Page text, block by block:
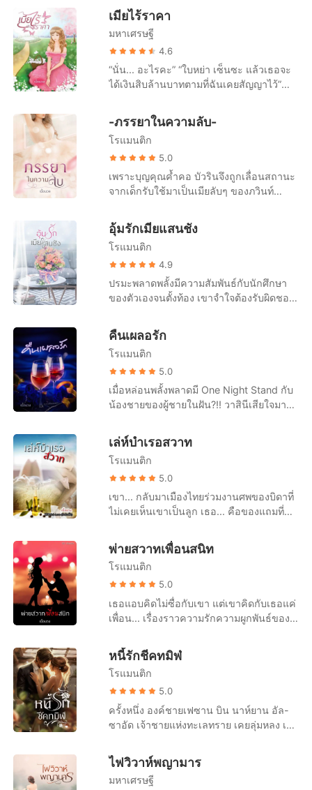
เองกำลังตั้งท้องลูกของเขาจริงๆ ภาวินทร์ก็
คงจะไม่เชื่อ ใช่... เขาไม่มีทางเชื่อหรอก ตอน
นี้เขาเชื่อคำพูดของคู่หมั้นคนสวยของเขาคน
เดียวเท่านั้น "ตอบมาสิ... เธอท้องลูกของฉัน
จริงหรือเปล่า" ใบหน้าที่เปียกชุ่มไปด้วยหยาด
น้ำตาส่ายไปมา ก่อนจะตอบเสียงสะอื้น "ไม่...
ก็แค่ผู้หญิงมารยา ที่ต้องการทำให้ฉันเดือด
ร้อนเท่านั้นเอง" เขาหยุดบีบคอของหล่อน
และผลักร่างของหล่อนออกห่าง แสดงท่าทาง
อึ้ง เขาหันไปมองสบตากับอภิวัฒน์ ก็พบว่า
เลขาฯ หนุ่มก็อึ้งไม่ต่างกัน หลังจากตั้งสติอยู่
ชั่ววินาที เขาก็หันกลับมาจ้องหน้าฟาริดา
เขม็ง "เด็กคนนี้เป็นลูกของใครครับ" เขา
พยายามที่จะถามเสียงสุภาพ ทั้งๆ ที่ภายในใน
เต็มไปด้วยเพลิงไฟกัลป์ เพราะอย่างนี้เองเห
ท้อง... แล้วหล่อนท้องกับใครล่ะ นอกจากเขา
แล้ว หล่อนยังแอบมีความสัมพันธ์กับผู้ชายคน
อื่นอีกอย่างนั้นเหรอ บ้าชิบ! นี่หล่อนกำลังจะ
ทำให้เขาโมโหจนเป็นบ้าอยู่แล้วนะ! "ลูกของ
ใครก็ช่างเถอะค่ะ แต่ไม่มีอะไรเกี่ยวข้องกับพี่
โรมแน่นอน"
เอาแบบนี้ สกาวเดือน..."
ส่ายหน้าไปมา ความน้อยใจยังคงเต้นเร่าอยู่
ในความรู้สึก “ฉันจะกลับบ้านพรุ่งนี้ค่ะ” คิ้ว
เข้มของดีแลนขมวดพันกันยุ่ง ก่อนที่เขาจะ
กระโดดลงจากเตียงอย่างคล่องแคล่วและ
เดินมาหยุดตรงหน้าของหล่อน “คุณทำอย่าง
นั้นไม่ได้หรอก” “ทำไมฉันจะทำไม่ได้คะ ใน
น้องหยาดต่างหากที่คือตัวจริง” “เราคุยกัน
แล้วนี่ พลับพลึง” หล่อนเชิดหน้าสูง ดวงตามี
เถอะค่ะ” “ผมไม่ให้คุณไปไหนทั้งนั้นแหละ
พลับพลึง” เขารวบร่างอรชรเข้ามากอดเอาไว้
หลวมๆ “ลืมไปแล้วหรือไงว่าคุณเป็นเมียของ
ตัวสาวร้อนรุ่ม แต่กระนั้นความน้อยใจก็ยังคง
มีอำนาจมากกว่า “มันก็แค่เรื่องผิดพลาดใน
ชีวิตของคุณเท่านั้นแหละค่ะ ลืมมันไปซะ
เถอะนะคะ” “ก็บอกแล้วไงว่าผมลืมไม่ได้ คุณ
เป็นเมียผม”
ถ้าผมค้างคืนที่นี่ ผมอาจจะตื่นเช้าไม่ไหว”
แววตาของเขายังคงมองหล่อนไม่วางตา “คุณ
ก็รู้ใช่ไหมว่าถ้าผมอยู่กับคุณ ผมไม่ค่อยได้
นอนเท่าไหร่ เอาเป็นว่า คืนพรุ่งนี้ผมจะมาหา
คุณก็แล้วกันนะ ผมไปล่ะ” แล้วบุรุษรูปงามดั่ง
เทพเจ้าปั้นแต่งก็โน้มหน้ามาจูบแก้มนวลที่มีสี
ของเขาก็ทำให้หล่อนสะท้านไปทั้งหัวใจ ยิ่งอยู่
ใกล้เขา หล่อนก็ยิ่งตกหลุมรักเขามากขึ้นทุก
วันๆ “นอนพักนะ เอาไว้พรุ่งนี้ผมจะโทรหา”
“ขับรถดีๆ นะคะ และถ้าไม่เป็นการรบกวน
เกินไป ถึงบ้านแล้วไลน์มาบอกพิชาบ้างนะคะ
พิชาจะได้รู้ว่าคุณถึงบ้านโดยปลอดภัยน่ะค่ะ”
เกิน ไม่มีผู้หญิงคนไหนห้ามใจไม่ให้ลุ่มหลง
คุณหมอหนุ่มรูปงามอย่างพิริยะได้หรอก โดย
ทีเดียว “ถ้าผมไม่ลืมนะ” หล่อนหน้าเจื่อนลง
ก่อนจะฝืนยิ้มตอบรับเขาออกไป “ถ้าลืมก็ไม่
เป็นไรค่ะ” คำตอบของเขาตรงไปตรงมา ไม่
เคยบอกเอาไว้นั่นแหละ เขาจะทำทุกอย่าง
ตามความรู้สึก ดังนั้นถ้าหล่อนรับไม่ได้ก็เดิน
ออกไปได้เลย เขาอนุญาต... แต่หล่อนก็ยังไม่
ยอมไปไหนเสียที... ยังคงอยู่เป็นนางบำเรอ
ของเขา รอเสี้ยวเศษความใคร่จากเขาอย่าง
ไร้ยางอาย
เมียไร้ราคา
มหาเศรษฐี
4.6
“นั่น... อะไรคะ” “ใบหย่า เซ็นซะ แล้วเธอจะ
ได้เงินสิบล้านบาทตามที่ฉันเคยสัญญาไว้”
หรือว่าเธอต้องการเงินเพิ่ม” “มะ ไม่ใช่ค่ะ”
“ถ้าไม่ใช่ ก็รีบเซ็นซะ ฉันจะได้ส่งให้กับทนาย
ของฉัน เราสองคนจะได้เป็นอิสระจากกัน
เสียที” “เรา... ยังไม่หย่ากันไม่ได้เหรอคะ”
“ทำไม เธอจะยื้อเวลาอยู่ด้วยกันอีกทำไม เรา
ไม่ได้รักกันลืมไปแล้วหรือไง” “คือ...” “หรือว่า
ติดใจเซ็กของฉันแค่ไหน งั้นเรามาทำกันอีก
สักครั้ง ฉันจะทำให้เธออิ่มแปล้ จะได้ไม่
โยกโย้ที่จะไม่เซ็นใบหย่าอีก”
-ภรรยาในความลับ-
โรแมนติก
5.0
เพราะบุญคุณค้ำคอ บัวรินจึงถูกเลื่อนสถานะ
จากเด็กรับใช้มาเป็นเมียลับๆ ของภวินท์
เกลียดชังเธอ เหมือนกิ้งกือไส้เดือน แต่
กระนั้นเขาก็จับเธอกลืนกินทุกเวลาที่มีโอกาส
จนบัวรินอ่อนเปลี้ยเพลียแรงเสียทุกเช้า จน
กระทั่งเจ้าสาวตัวจริงของภวินท์ปรากฏตัวขึ้น
เมียลับๆ อย่างเธอก็จำต้องหายไป ใช่... บัวริน
หายไปพร้อมๆ กับเลือดเนื้อเชื้อไขของภวินท์
วัลลีย์ช่วยประคองออกมาจากห้องน้ำ มานั่ง
ลงบนเตียง “เดี๋ยวป้าพาไปหาหมอนะบัว” “อย่า
เลยค่ะป้าวัล บัวไม่เป็นไรมากหรอกค่ะ” บัวริน
ส่ายหน้าปฏิเสธอย่างเกรงใจ “จะไม่เป็นไรได้
ยังไง บัวอ้วกแต่เช้าแบบนี้น่ะ” วัลลีย์พูดออก
มา ก่อนจะทำหน้าแปลกใจเมื่อนึกอะไรขึ้นได้
รินซีดเผือดไร้สีเลือด และก็อดนึกย้อนไปถึง
ค่ำคืนหนึ่งที่ภวินท์นอนกับหล่อนมาราธอน
หมด แถมหล่อนยังหลงลืมกินยาคุมฉุกเฉินอีก
ต่างหาก หล่อนไม่ได้บอกใครกับความเผลอ
เรอในครั้งนั้น เพราะคิดว่าตัวเองจะไม่โชค
แห่งความไม่รอบคอบในครั้งนั้นกำลังส่งผล
กับหล่อนอย่างร้ายแรง “ไม่... น่าใช่หรอกจ้ะ
ป้าวัล” หล่อนภาวนาให้เป็นแบบนั้น ภาวนาให้
หล่อนไม่ได้ตั้งท้องกับผู้ชายที่กำลังจะไปเป็น
สามีของผู้หญิงคนอื่นอย่างภวินท์
อุ้มรักเมียแสนชัง
โรแมนติก
4.9
ปรมะพลาดพลั้งมีความสัมพันธ์กับนักศึกษา
ของตัวเองจนตั้งท้อง เขาจำใจต้องรับผิดชอบ
เขาไม่ยอมเข้าตาจนง่ายๆ หรอก ในเมื่อพลาด
ไปแล้วก็ช่างมัน รับแค่ลูกเอาไว้ และเขี่ยแม่
ของเด็กทิ้งลงถังขยะ นี่แหละคือทางออกที่
ยอดเยี่ยมที่สุด! ตัวอย่างเล่ม : ระหว่างที่
รองเท้าสีดำเงาวับกำลังย่ำลงไปบนพื้น
กระเบื้องราคาแพง เขาก็รู้สึกว่ามีอะไรบาง
อย่างมาชนเข้าที่ขาด้านหลัง ปรมะหยุดเดิน
ร่างกายของตัวเอง เด็กผู้หญิงถักเปียสอง
ข้าง... เขายิ้มที่มุมปากน้อยๆ ก่อนจะย่อตัวลง
นั่งเผชิญหน้ากับเด็กตัวจ้อย “อย่าวิ่งซนนะ
ก่อนที่จะยิ้มออกมาอย่างดีใจ “คุณพ่อ...” เขา
ไม่ได้ตกใจกับสิ่งที่ได้ยินจากปากของเด็กหญิง
คือใบหน้าของเด็กหญิงคนนี้ช่างละม้าย
คล้ายคลึงกับเขาตอนเด็กไม่มีผิด ปรมะถึงกับ
ลูบหน้าของเขาไปมา “คุณพ่อจริงๆ ด้วย...
ไข่มุกไม่ได้ฝันไป... เย้...” “หนู...” ตอนนี้แม้แต่
จะพูดออกมาให้เป็นคำยังยากสำหรับปรมะ
ถอดแบบมาจากเขาในตอนเด็กอีกต่างหาก ซี
รีส์ในชุดที่เกี่ยวข้องกัน 1. ขายหัวใจให้ท่าน
ประธาน 2. มลทินรัก CEO 3. คืนเผลอรัก 4.
อุ้มรักเมียแสนชัง
คืนเผลอรัก
โรแมนติก
5.0
เมื่อหล่อนพลั้งพลาดมี One Night Stand กับ
น้องชายของผู้ชายในฝัน?!! วาสินีเสียใจมากที่
ผู้หญิงท้อง หญิงสาวดื่มเหล้าจนเมามาย และ
เผลอไผลมีความสัมพันธ์ชั่วข้ามคืนกับปรมิ
นทร์คุณหมอหนุ่มสุดหล่อซึ่งเป็นน้องชายแท้ๆ
ของปรมะ! เรื่องทุกอย่างมันควรจะจบแค่
นั้น... เพราะทั้งเขากับหล่อนต่างตกลงกันว่า
จะเก็บเรื่องนี้เอาไว้เป็นความลับ? หากแต่
เรื่องมันไม่ยอมจบน่ะสิ เมื่อเมธวินพี่ชายของ
นรก! การแต่งงานจอมปลอม กับคุณหมอหนุ่ม
สุดเย็นชาจึงเกิดขึ้นกะทันหัน เขากับหล่อนจึง
ต้องร่วมหัวจมท้ายอยู่ในเรือลำเดียวกัน
จนกว่าจะมีโอกาสได้เซ็นใบหย่า! ซีรีส์ในชุดที่
เกี่ยวข้องกัน 1. ขายหัวใจให้ท่านประธาน 2.
มลทินรัก CEO 3. คืนเผลอรัก 4. อุ้มรักเมีย
เล่ห์บำเรอสวาท
โรแมนติก
5.0
เขา... กลับมาเมืองไทยร่วมงานศพของบิดาที่
ไม่เคยเห็นเขาเป็นลูก เธอ... คือของแถมที่
เขาชังหล่อนราวกับเศษขยะ ตั้งใจว่าจะ
เหยียบให้แหลกคาฝ่าเท้าเพราะหลงคิดว่าเธอ
คือเมียลับของบิดา แต่พอได้ลิ้มชิมรส ความ
ตั้งใจทุกอย่างก็เปลี่ยนแปลงไป เมื่อเธอช่าง
หวานฉ่ำ จนเขาไม่อาจจะตัดใจสลัดทิ้งได้ลง
พ่ายสวาทเพื่อนสนิท
โรแมนติก
5.0
เธอแอบคิดไม่ซื่อกับเขา แต่เขาคิดกับเธอแค่
เพื่อน... เรื่องราวความรักความผูกพันธ์ของ
และความสัมพันธ์ก็คงจะเป็นแบบตลอดไป
หากไม่มีเหตุการณ์ผิดพลาดในค่ำคืนนั้นเกิด
ขึ้น ข้าวหอมรู้ใจตัวเองมานานแล้ว แต่
ปกป้องนั้นกว่าจะรู้ใจตัวเอง ก็วันที่เสียเธอ
ไป...
หนี้รักชีคทมิฬ
โรแมนติก
5.0
ครั้งหนึ่ง องค์ชายเฟซาน บิน นาห์ยาน อัล-
ซาอัด เจ้าชายแห่งทะเลทราย เคยลุ่มหลง เมริ
สมรสด้วย แต่แล้วก็ถูกสาวเจ้าทรยศ หักหลัง
อย่างร้ายกาจ หลายเดือนต่อมาวงล้อการแก้
แค้นหมุนมาบรรจบอีกครั้ง องค์ชายเฟซาน
ไฟวิวาห์พญามาร
มหาเศรษฐี